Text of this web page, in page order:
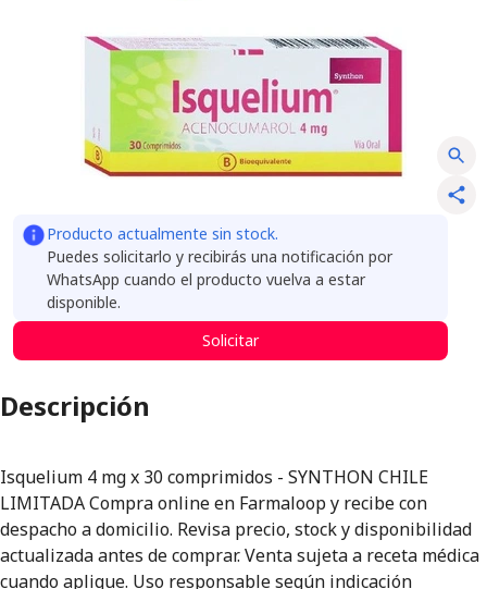
Producto actualmente sin stock.
Puedes solicitarlo y recibirás una notificación por
WhatsApp cuando el producto vuelva a estar
disponible.
Solicitar
Descripción
Isquelium 4 mg x 30 comprimidos - SYNTHON CHILE
LIMITADA Compra online en Farmaloop y recibe con
despacho a domicilio. Revisa precio, stock y disponibilidad
actualizada antes de comprar. Venta sujeta a receta médica
cuando aplique. Uso responsable según indicación